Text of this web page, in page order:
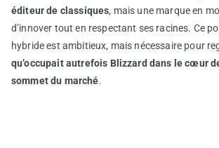
éditeur de classiques, mais une marque en
d’innover tout en respectant ses racines. Ce
hybride est ambitieux, mais nécessaire pour
qu’occupait autrefois Blizzard dans le cœur
sommet du marché.